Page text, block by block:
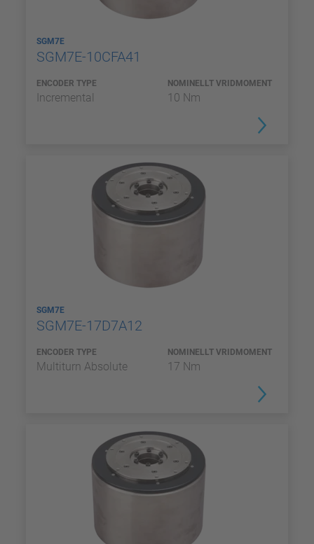
SGM7E
SGM7E-10CFA41
ENCODER TYPE
Incremental
NOMINELLT VRIDMOMENT
10 Nm
SGM7E
SGM7E-17D7A12
ENCODER TYPE
Multiturn Absolute
NOMINELLT VRIDMOMENT
17 Nm